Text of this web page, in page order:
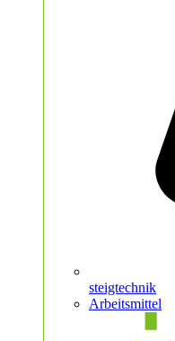
steigtechnik
Arbeitsmittel